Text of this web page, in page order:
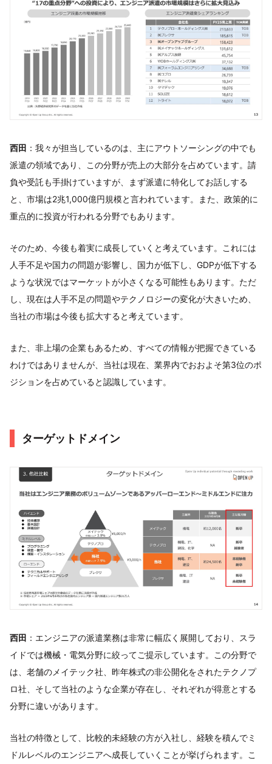
西田 ：我々が担当しているのは、主にアウトソーシングの中でも
派遣の領域であり、この分野が売上の大部分を占めています。請
負や受託も手掛けていますが、まず派遣に特化してお話しする
と、市場は2兆1,000億円規模と言われています。また、政策的に
重点的に投資が行われる分野でもあります。
そのため、今後も着実に成長していくと考えています。これには
人手不足や国力の問題が影響し、国力が低下し、GDPが低下する
ような状況ではマーケットが小さくなる可能性もあります。ただ
し、現在は人手不足の問題やテクノロジーの変化が大きいため、
当社の市場は今後も拡大すると考えています。
また、非上場の企業もあるため、すべての情報が把握できている
わけではありませんが、当社は現在、業界内でおおよそ第3位のポ
ジションを占めていると認識しています。
ターゲットドメイン
西田 ：エンジニアの派遣業務は非常に幅広く展開しており、スラ
イドでは機械・電気分野に絞ってご提示しています。この分野で
は、老舗のメイテック社、昨年株式の非公開化をされたテクノプ
ロ社、そして当社のような企業が存在し、それぞれが得意とする
分野に違いがあります。
当社の特徴として、比較的未経験の方が入社し、経験を積んでミ
ドルレベルのエンジニアへ成長していくことが挙げられます。こ